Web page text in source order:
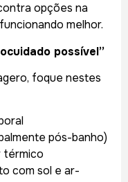
opções na
melhor.
possível”
foque nestes
pós-banho)
térmico
com sol e ar-